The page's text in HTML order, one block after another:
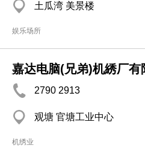
土瓜湾 美景楼
娱乐场所
嘉达电脑(兄弟)机綉厂有
2790 2913
观塘 官塘工业中心
机绣业